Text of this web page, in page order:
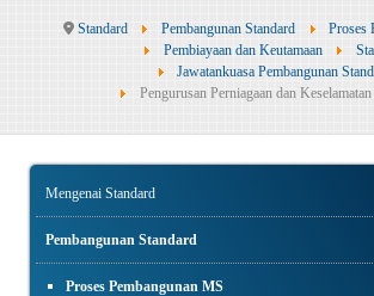
Standard Pembangunan Standard
Proses
Pembiayaan dan Keutamaan
Jawatankuasa Pembangunan
Pengurusan Perniagaan dan
Mengenai Standard
Pembangunan Standard
Proses Pembangunan MS